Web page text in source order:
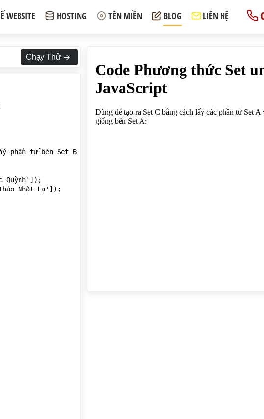
WEBSITE HOSTING TÊN MIỀN BLOG LIÊN HỆ
Chạy Thử
phần tử bên Set B có giá trị không giống bên Set A:</p>
Quỳnh']);
Nhật Hạ']);